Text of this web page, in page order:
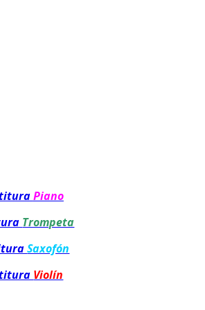
Piano
Trompeta
Saxofón
Violín